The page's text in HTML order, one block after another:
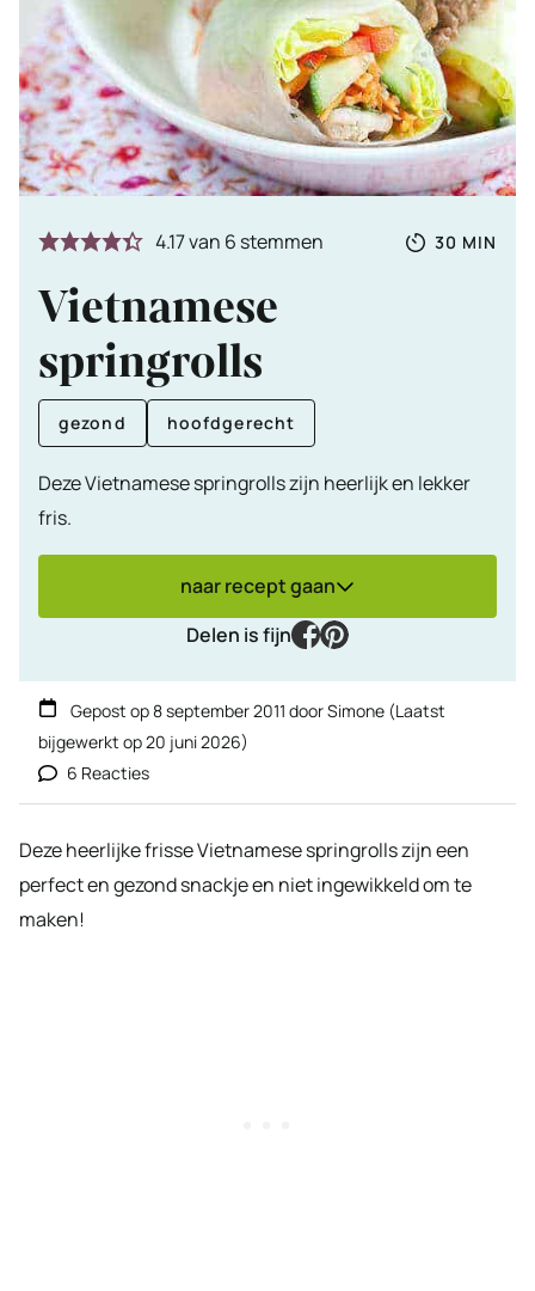
4.17van 6 stemmen
Totale
30 MIN
Vietnamese
springrolls
gezond hoofdgerecht
Deze Vietnamese springrolls zijn heerlijk en lekker
fris.
naar recept gaan
Delen is fijn
facebook
pinterest
Gepost op8 september 2011 doorSimone (Laatst
bijgewerkt op20 juni 2026)
6 Reacties
Deze heerlijke frisse Vietnamese springrolls zijn een
perfect en gezond snackje en niet ingewikkeld om te
maken!